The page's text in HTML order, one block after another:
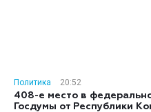
Политика
20:52
408-е место в
Госдумы от Республики